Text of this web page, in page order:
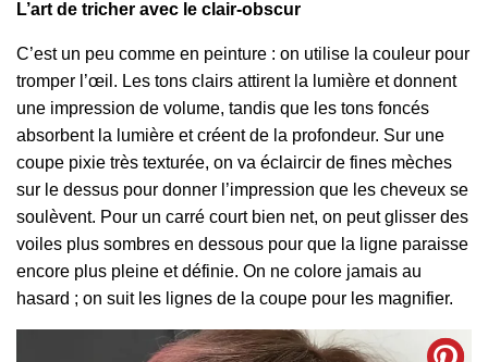
L’art de tricher avec le clair-obscur
C’est un peu comme en peinture : on utilise la couleur pour
tromper l’œil. Les tons clairs attirent la lumière et donnent
une impression de volume, tandis que les tons foncés
absorbent la lumière et créent de la profondeur. Sur une
coupe pixie très texturée, on va éclaircir de fines mèches
sur le dessus pour donner l’impression que les cheveux se
soulèvent. Pour un carré court bien net, on peut glisser des
voiles plus sombres en dessous pour que la ligne paraisse
encore plus pleine et définie. On ne colore jamais au
hasard ; on suit les lignes de la coupe pour les magnifier.